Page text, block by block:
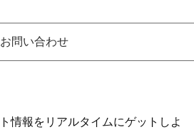
お問い合わせ